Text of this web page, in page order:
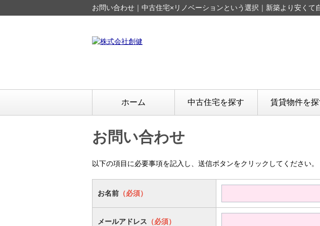
お問い合わせ｜中古住宅×リノベーションという選択｜新築より安くて
ホーム 中古住宅を探す 賃貸物件を探
お問い合わせ
以下の項目に必要事項を記入し、送信ボタンをクリックしてください。
お名前 （必須）
メールアドレス （必須）